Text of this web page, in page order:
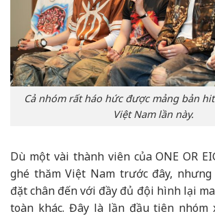
Cả nhóm rất háo hức được mảng bản
Việt Nam lần này.
Dù một vài thành viên của ONE OR
ghé thăm Việt Nam trước đây, nhưng
đặt chân đến với đầy đủ đội hình lại
toàn khác. Đây là lần đầu tiên nhóm